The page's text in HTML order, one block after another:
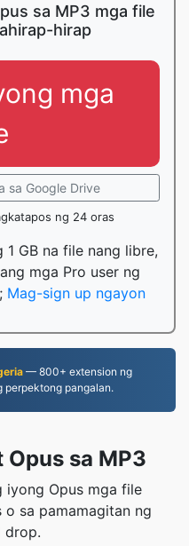
sa MP3 mga file
hirap
mga
sa Google Drive
ng 24 oras
GB na file nang libre,
mga Pro user ng
Mag-sign up ngayon
— 800+ extension ng
perpektong pangalan.
sa MP3
iyong Opus mga file
sa pamamagitan ng
drop.